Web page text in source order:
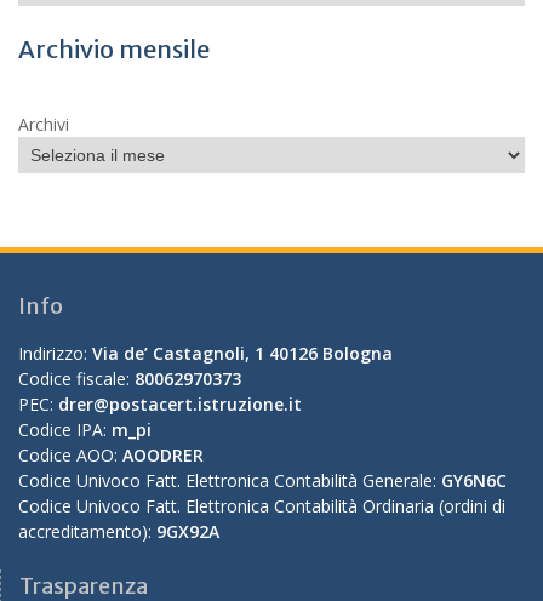
Archivio mensile
Archivi
Info
Indirizzo: Via de’ Castagnoli, 1 40126 Bologna
Codice fiscale: 80062970373
PEC: drer@postacert.istruzione.it
Codice IPA: m_pi
Codice AOO: AOODRER
Codice Univoco Fatt. Elettronica Contabilità Generale: GY6N6C
Codice Univoco Fatt. Elettronica Contabilità Ordinaria (ordini di
accreditamento): 9GX92A
Trasparenza